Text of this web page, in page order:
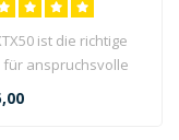
ist die richtige
für anspruchsvolle
die sich die